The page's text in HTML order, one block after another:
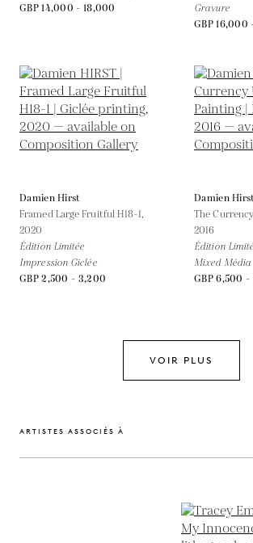
GBP 14,000 - 18,000
Gravure
GBP
Damien Hirst
Framed Large Fruitful H18-1,
2020
Édition Limitée
Impression Giclée
GBP 2,500 - 3,200
Damien
The
2016
Édition
Mixed Média
GBP 6,500
VOIR PLUS
ARTISTES ASSOCIÉS À